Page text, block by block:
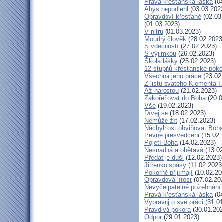
Pravá křesťanská láska
Abys nepodlehl
Opravdoví křesťané
(01.03.2023)
V nitru (01.03.2023)
Moudrý člověk
S vděčností (27.02.2023)
S výjimkou (26.02.2023)
Škola lásky (25.02.2023)
12 stupňů křesťanské
Všechna jeho práce
Z listu svatého Klementa I.
Až narostou (21.02.2023)
Zakořeňovat do Boha
Vše (19.02.2023)
Dívej se (18.02.2023)
Nemůže žít (17.02.2023)
Náchylnost obviňovat
Pevně přesvědčeni
Pojetí Boha(14.02.2023)
Nesnadná a obětavá
Předat je duši (12.02.2023)
Jitřenko spásy
Pokorně přijímají
Opravdová lítost
Nevyčerpatelné požehnání
Pravá křesťanská láska
Vypravuj o své práci
Pravdivá pokora
Odpor (29.01.2023)